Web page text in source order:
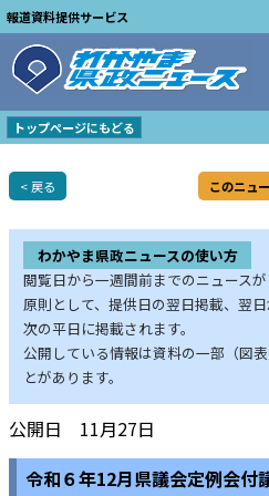
報道資料提供サービス
トップページにもどる
< 戻る このニュ
わかやま県政ニュースの使い方
閲覧日から一週間前までのニュース
原則として、提供日の翌日掲載、翌
次の平日に掲載されます。
公開している情報は資料の一部（図
とがあります。
公開日 11月27日
令和６年12月県議会定例会付